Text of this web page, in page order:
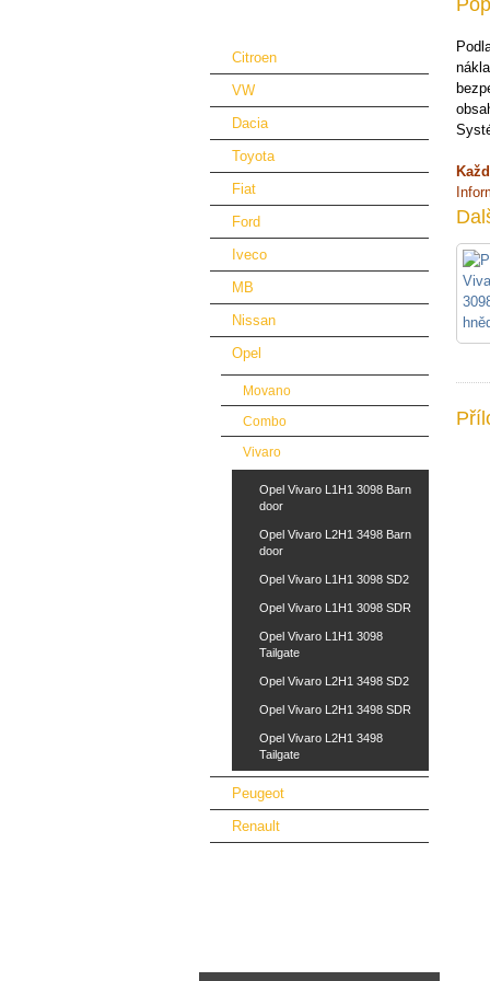
Citroen
VW
Dacia
Toyota
Fiat
Ford
Iveco
MB
Nissan
Opel
Movano
Combo
Vivaro
Opel Vivaro L1H1 3098 Barn
door
Opel Vivaro L2H1 3498 Barn
door
Opel Vivaro L1H1 3098 SD2
Opel Vivaro L1H1 3098 SDR
Opel Vivaro L1H1 3098
Tailgate
Opel Vivaro L2H1 3498 SD2
Opel Vivaro L2H1 3498 SDR
Opel Vivaro L2H1 3498
Tailgate
Peugeot
Renault